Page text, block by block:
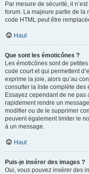
Par mesure de sécurité, il
forum. La majeure partie de la
code HTML peut être
Haut
Que sont les émoticônes ?
Les émoticônes sont de
code court et qui permettent
exprime la joie, alors qu’au
consulter la liste complète
Essayez cependant de ne
rapidement rendre un
modifier ou de le supprimer
peuvent également limiter le
à un message.
Haut
Puis-je insérer des images ?
Oui, vous pouvez insérer des